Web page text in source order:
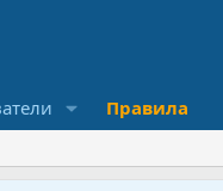
Правила